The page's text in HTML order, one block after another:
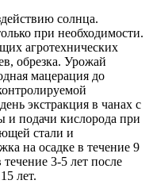
солнца.
при необходимости.
агротехнических
обрезка. Урожай
мацерация до
экстракция в чанах с
и подачи кислорода при
стали и
на осадке в течение 9
3-5 лет после
лет.